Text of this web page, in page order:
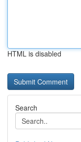
HTML is disabled
Search